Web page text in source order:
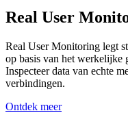
Real User
Real User Monitoring legt
op basis van het werkelijke
Inspecteer data van echte
verbindingen.
Ontdek meer